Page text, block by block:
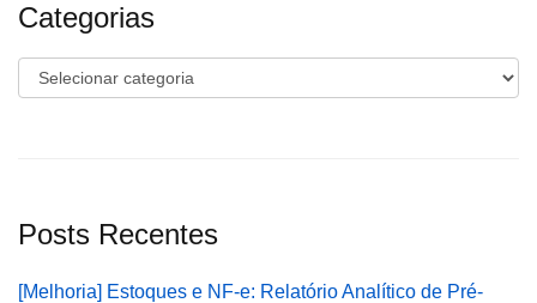
Categorias
Categorias
Posts Recentes
[Melhoria] Estoques e NF-e: Relatório Analítico de Pré-